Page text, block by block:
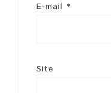
E-mail *
Site